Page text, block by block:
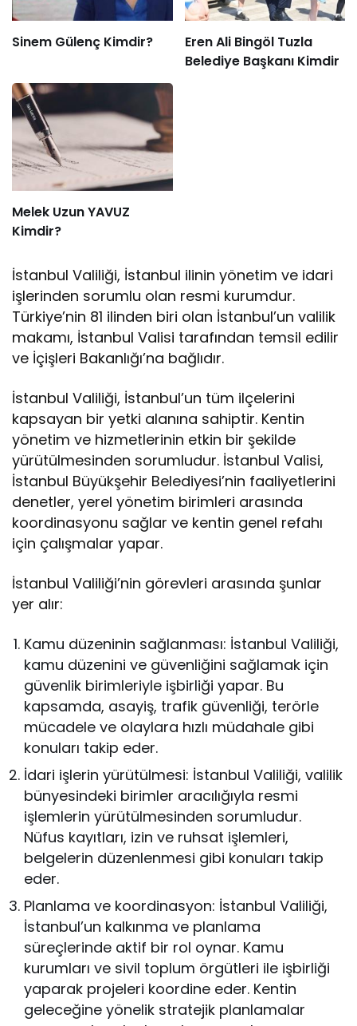
Sinem Gülenç Kimdir?
Eren Ali Bingöl Tuzla
Belediye Başkanı Kimdir
Melek Uzun YAVUZ
Kimdir?
İstanbul Valiliği, İstanbul ilinin yönetim ve idari
işlerinden sorumlu olan resmi kurumdur.
Türkiye’nin 81 ilinden biri olan İstanbul’un valilik
makamı, İstanbul Valisi tarafından temsil edilir
ve İçişleri Bakanlığı’na bağlıdır.
İstanbul Valiliği, İstanbul’un tüm ilçelerini
kapsayan bir yetki alanına sahiptir. Kentin
yönetim ve hizmetlerinin etkin bir şekilde
yürütülmesinden sorumludur. İstanbul Valisi,
İstanbul Büyükşehir Belediyesi’nin faaliyetlerini
denetler, yerel yönetim birimleri arasında
koordinasyonu sağlar ve kentin genel refahı
için çalışmalar yapar.
İstanbul Valiliği’nin görevleri arasında şunlar
yer alır:
Kamu düzeninin sağlanması: İstanbul Valiliği,
kamu düzenini ve güvenliğini sağlamak için
güvenlik birimleriyle işbirliği yapar. Bu
kapsamda, asayiş, trafik güvenliği, terörle
mücadele ve olaylara hızlı müdahale gibi
konuları takip eder.
İdari işlerin yürütülmesi: İstanbul Valiliği, valilik
bünyesindeki birimler aracılığıyla resmi
işlemlerin yürütülmesinden sorumludur.
Nüfus kayıtları, izin ve ruhsat işlemleri,
belgelerin düzenlenmesi gibi konuları takip
eder.
Planlama ve koordinasyon: İstanbul Valiliği,
İstanbul’un kalkınma ve planlama
süreçlerinde aktif bir rol oynar. Kamu
kurumları ve sivil toplum örgütleri ile işbirliği
yaparak projeleri koordine eder. Kentin
geleceğine yönelik stratejik planlamalar